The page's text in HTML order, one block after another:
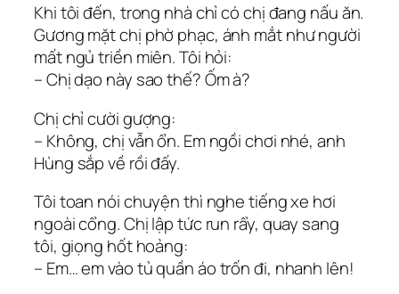
Khi tôi đến, trong nhà chỉ có chị đang nấu ăn.
Gương mặt chị phờ phạc, ánh mắt như người
mất ngủ triền miên. Tôi hỏi:
– Chị dạo này sao thế? Ốm à?
Chị chỉ cười gượng:
– Không, chị vẫn ổn. Em ngồi chơi nhé, anh
Hùng sắp về rồi đấy.
Tôi toan nói chuyện thì nghe tiếng xe hơi
ngoài cổng. Chị lập tức run rẩy, quay sang
tôi, giọng hốt hoảng:
– Em… em vào tủ quần áo trốn đi, nhanh lên!